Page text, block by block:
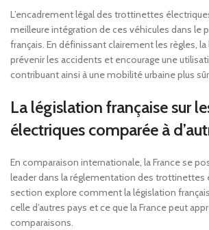
L’encadrement légal des trottinettes
meilleure intégration de ces véhicules dans le
français. En définissant clairement les règles,
prévenir les accidents et encourage une
contribuant ainsi à une mobilité urbaine plus
La législation française sur
électriques comparée à
En comparaison internationale, la France se
leader dans la réglementation des trottinettes
section explore comment la législation
celle d’autres pays et ce que la France peut
comparaisons.